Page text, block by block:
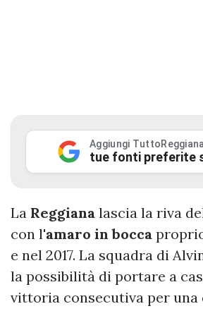
Aggiungi
tue fonti preferite
La Reggiana lascia la riva
con l'amaro in bocca
e nel 2017. La squadra di
la possibilità di portare a
vittoria consecutiva per una